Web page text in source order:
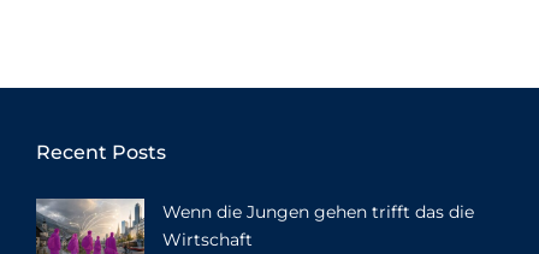
Recent Posts
Wenn die Jungen gehen trifft das die
Wirtschaft